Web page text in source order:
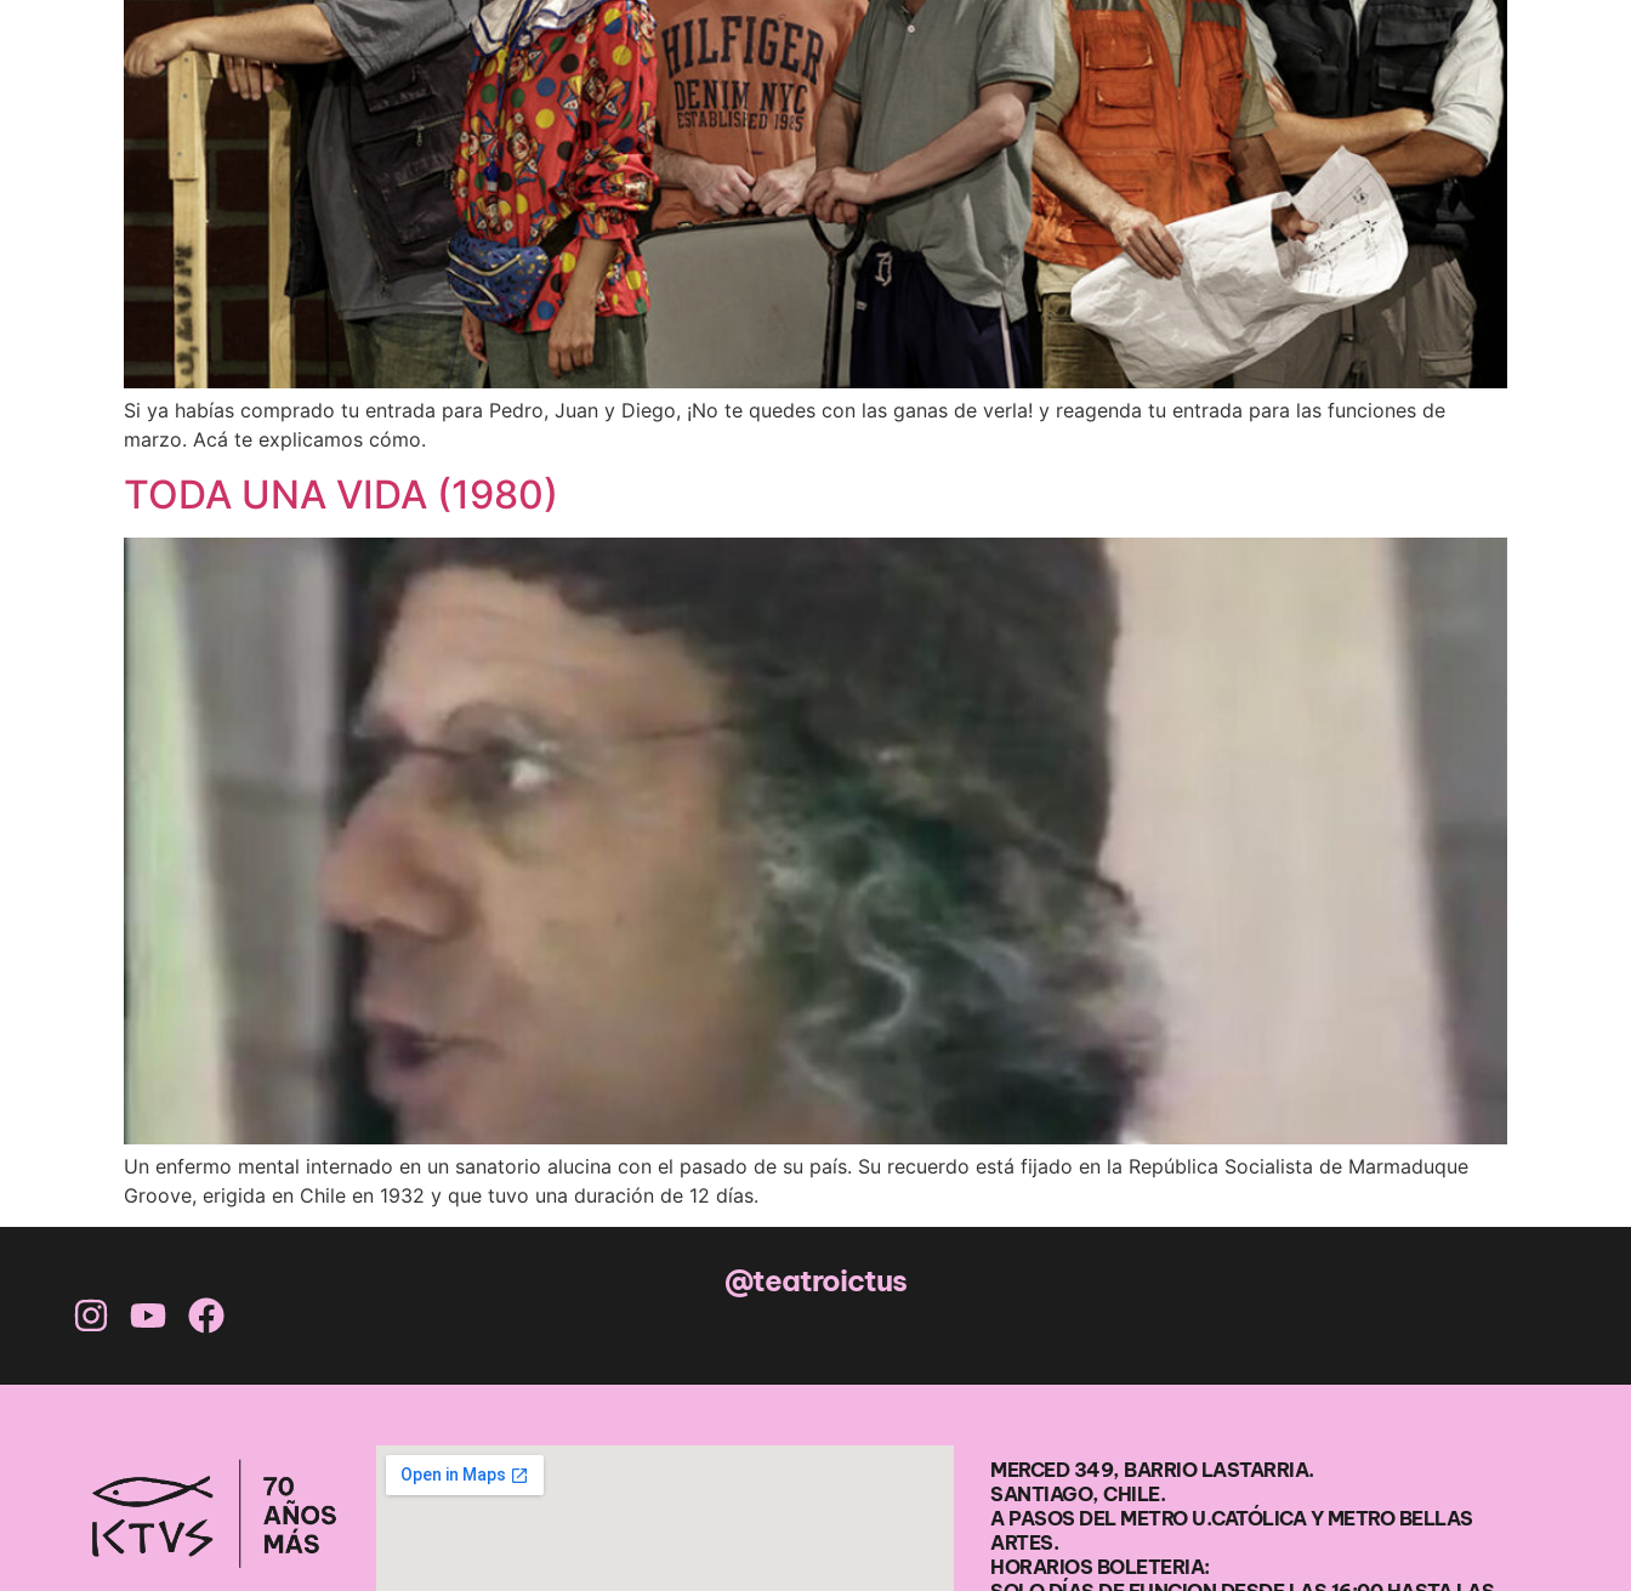
Si ya habías comprado tu entrada para Pedro, Juan y Diego, ¡No te quedes con las ganas de verla! y reagenda tu entrada para las funciones de
marzo. Acá te explicamos cómo.
TODA UNA VIDA (1980)
Un enfermo mental internado en un sanatorio alucina con el pasado de su país. Su recuerdo está fijado en la República Socialista de Marmaduque
Groove, erigida en Chile en 1932 y que tuvo una duración de 12 días.
@teatroictus
MERCED 349, BARRIO LASTARRIA.
SANTIAGO, CHILE.
A PASOS DEL METRO U.CATÓLICA Y METRO BELLAS
ARTES.
HORARIOS BOLETERIA: